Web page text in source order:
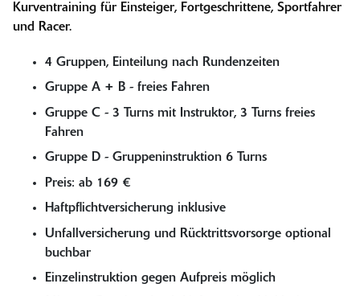
Kurventraining für Einsteiger, Fortgeschrittene, Sportfahrer
und Racer.
4 Gruppen, Einteilung nach Rundenzeiten
Gruppe A + B - freies Fahren
Gruppe C - 3 Turns mit Instruktor, 3 Turns freies
Fahren
Gruppe D - Gruppeninstruktion 6 Turns
Preis: ab 169 €
Haftpflichtversicherung inklusive
Unfallversicherung und Rücktrittsvorsorge optional
buchbar
Einzelinstruktion gegen Aufpreis möglich